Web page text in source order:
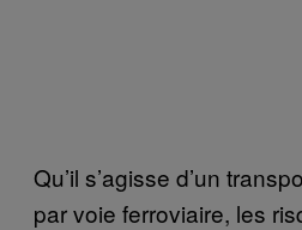
Qu’il s’agisse d’un
par voie ferroviaire, les